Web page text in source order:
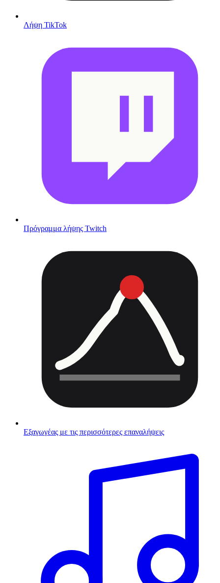
Λήψη TikTok
Πρόγραμμα λήψης Twitch
Εξαγωγέας με τις περισσότερες επαναλήψεις